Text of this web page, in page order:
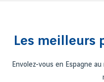
Les meilleurs
Envolez-vous en Espagne